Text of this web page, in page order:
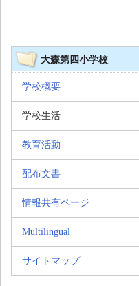
大森第四小学校
学校概要
学校生活
教育活動
配布文書
情報共有ページ
Multilingual
サイトマップ